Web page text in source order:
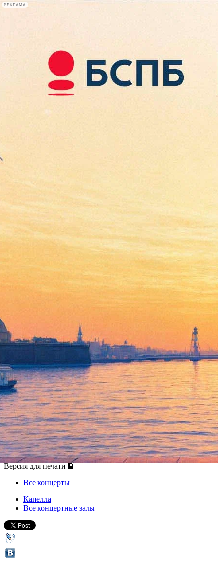
РЕКЛАМА
Сегодня:
2026.08.07
10:21
Афиша Plus
Открытие международного
фестиваля «Музыка
большого Эрмитажа»
10 июля 2012, вторник,19.00
Версия для печати
Все концерты
Капелла
Все концертные залы